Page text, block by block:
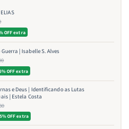
OFF extra
| Isabelle S. Alves
OFF extra
e Deus | Identificando as Lutas
| Estela Costa
OFF extra